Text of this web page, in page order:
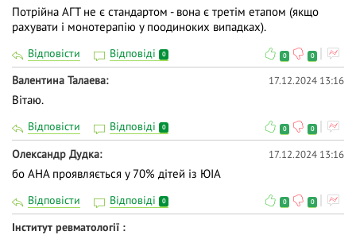
Потрійна АГТ не є стандартом - вона є третім етапом (якщо
рахувати і монотерапію у поодиноких випадках).
Відповісти Відповіді 0 0 0
Валентина Талаева 17.12.2024 13:16
Вітаю.
Відповісти Відповіді 0 0 0
Олександр Дудка 17.12.2024 13:16
бо АНА проявляється у 70% дітей із ЮІА
Відповісти Відповіді 0 0 0
Інститут ревматології